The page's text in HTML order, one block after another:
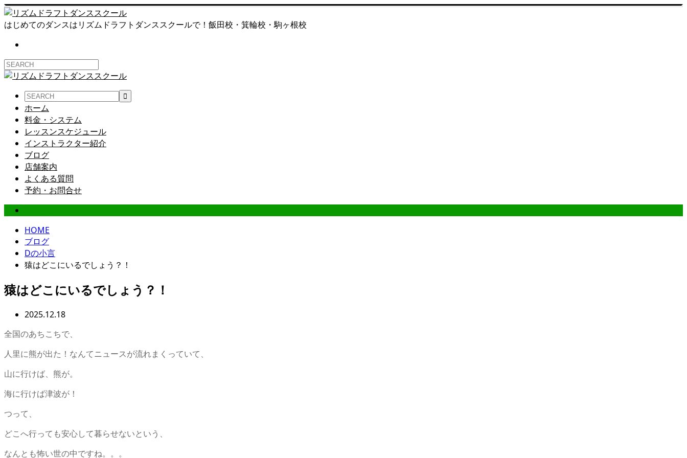
はじめてのダンスはリズムドラフトダンススクールで！飯田校・箕輪校・駒ヶ根校
ホーム
料金・システム
レッスンスケジュール
インストラクター紹介
ブログ
店舗案内
よくある質問
予約・お問合せ
HOME
ブログ
Dの小言
猿はどこにいるでしょう？！
猿はどこにいるでしょう？！
2025.12.18
全国のあちこちで、
人里に熊が出た！なんてニュースが流れまくっていて、
山に行けば、熊が。
海に行けば津波が！
つって、
どこへ行っても安心して暮らせないという、
なんとも怖い世の中ですね。。。